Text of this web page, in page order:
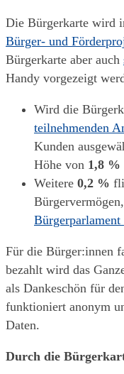
Die Bürgerkarte wird
Bürger- und
Bürgerkarte aber auch
Handy vorgezeigt
Wird die
teilnehmenden
Kunden
Höhe von 1,8 %
Weitere 0,2 %
Bürgerparlament
Für die Bürger:innen
bezahlt wird das
als Dankeschön für
funktioniert anonym
Daten.
Durch die